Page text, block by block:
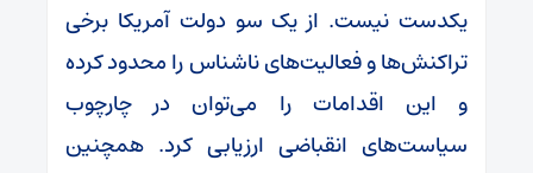
یکدست نیست. از یک سو دولت آمریکا برخی
تراکنش‌ها و فعالیت‌های ناشناس را محدود کرده
و این اقدامات را می‌توان در چارچوب
سیاست‌های انقباضی ارزیابی کرد. همچنین